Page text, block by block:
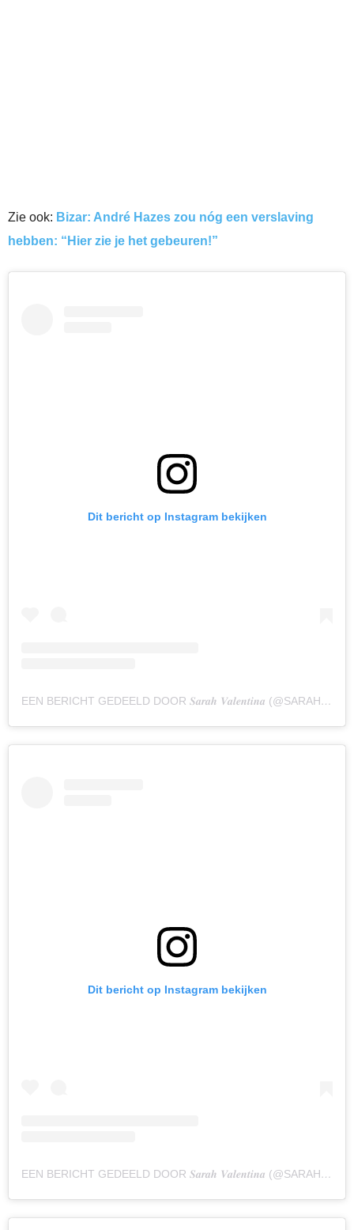
Zie ook: Bizar: André Hazes zou nóg een verslaving
hebben: “Hier zie je het gebeuren!”
Dit bericht op Instagram bekijken
EEN BERICHT GEDEELD DOOR 𝑺𝒂𝒓𝒂𝒉 𝑽𝒂𝒍𝒆𝒏𝒕𝒊𝒏𝒂 (@SARAHVANSOELEN)
Dit bericht op Instagram bekijken
EEN BERICHT GEDEELD DOOR 𝑺𝒂𝒓𝒂𝒉 𝑽𝒂𝒍𝒆𝒏𝒕𝒊𝒏𝒂 (@SARAHVANSOELEN)